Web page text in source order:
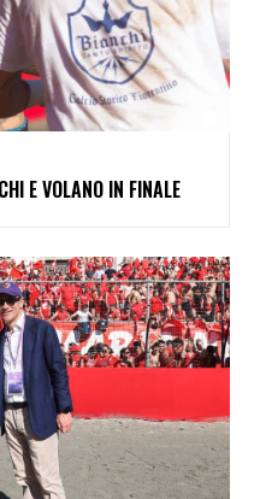
E VOLANO IN FINALE